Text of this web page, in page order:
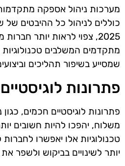
מערכות ניהול אספקה
כוללים לניהול כל ההיבטים
שמסייע בשיפור תהליכים
פתרונות
פתרונות לוגיסטיים חכמים, כגון
טכנולוגיות אלו יאפשרו
יותר לשינויים בביקוש ולשפר